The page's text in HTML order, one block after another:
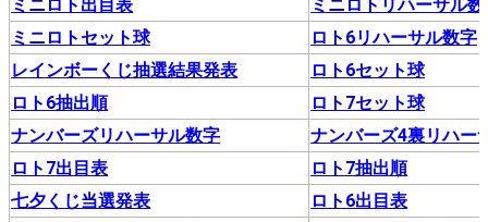
ミニロト出目表
ミニロトリハーサル
ミニロトセット球
ロト6リハーサル数字
レインボーくじ抽選結果発表
ロト6セット球
ロト6抽出順
ロト7セット球
ナンバーズリハーサル数字
ナンバーズ4裏リハー
ロト7出目表
ロト7抽出順
七夕くじ当選発表
ロト6出目表